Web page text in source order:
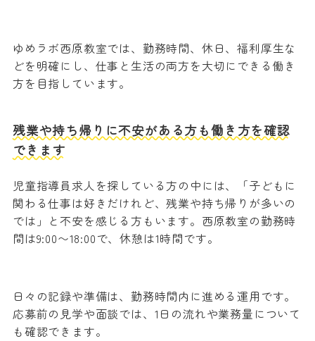
ゆめラボ西原教室では、勤務時間、休日、福利厚生な
どを明確にし、仕事と生活の両方を大切にできる働き
方を目指しています。
残業や持ち帰りに不安がある方も働き方を確認
できます
児童指導員求人を探している方の中には、「子どもに
関わる仕事は好きだけれど、残業や持ち帰りが多いの
では」と不安を感じる方もいます。西原教室の勤務時
間は9:00〜18:00で、休憩は1時間です。
日々の記録や準備は、勤務時間内に進める運用です。
応募前の見学や面談では、1日の流れや業務量について
も確認できます。